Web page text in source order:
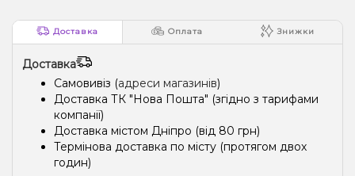
Доставка Оплата Знижки
Доставка
Самовивіз (адреси магазинів)
Доставка ТК "Нова Пошта" (згідно з тарифами
компанії)
Доставка містом Дніпро (від 80 грн)
Термінова доставка по місту (протягом двох
годин)